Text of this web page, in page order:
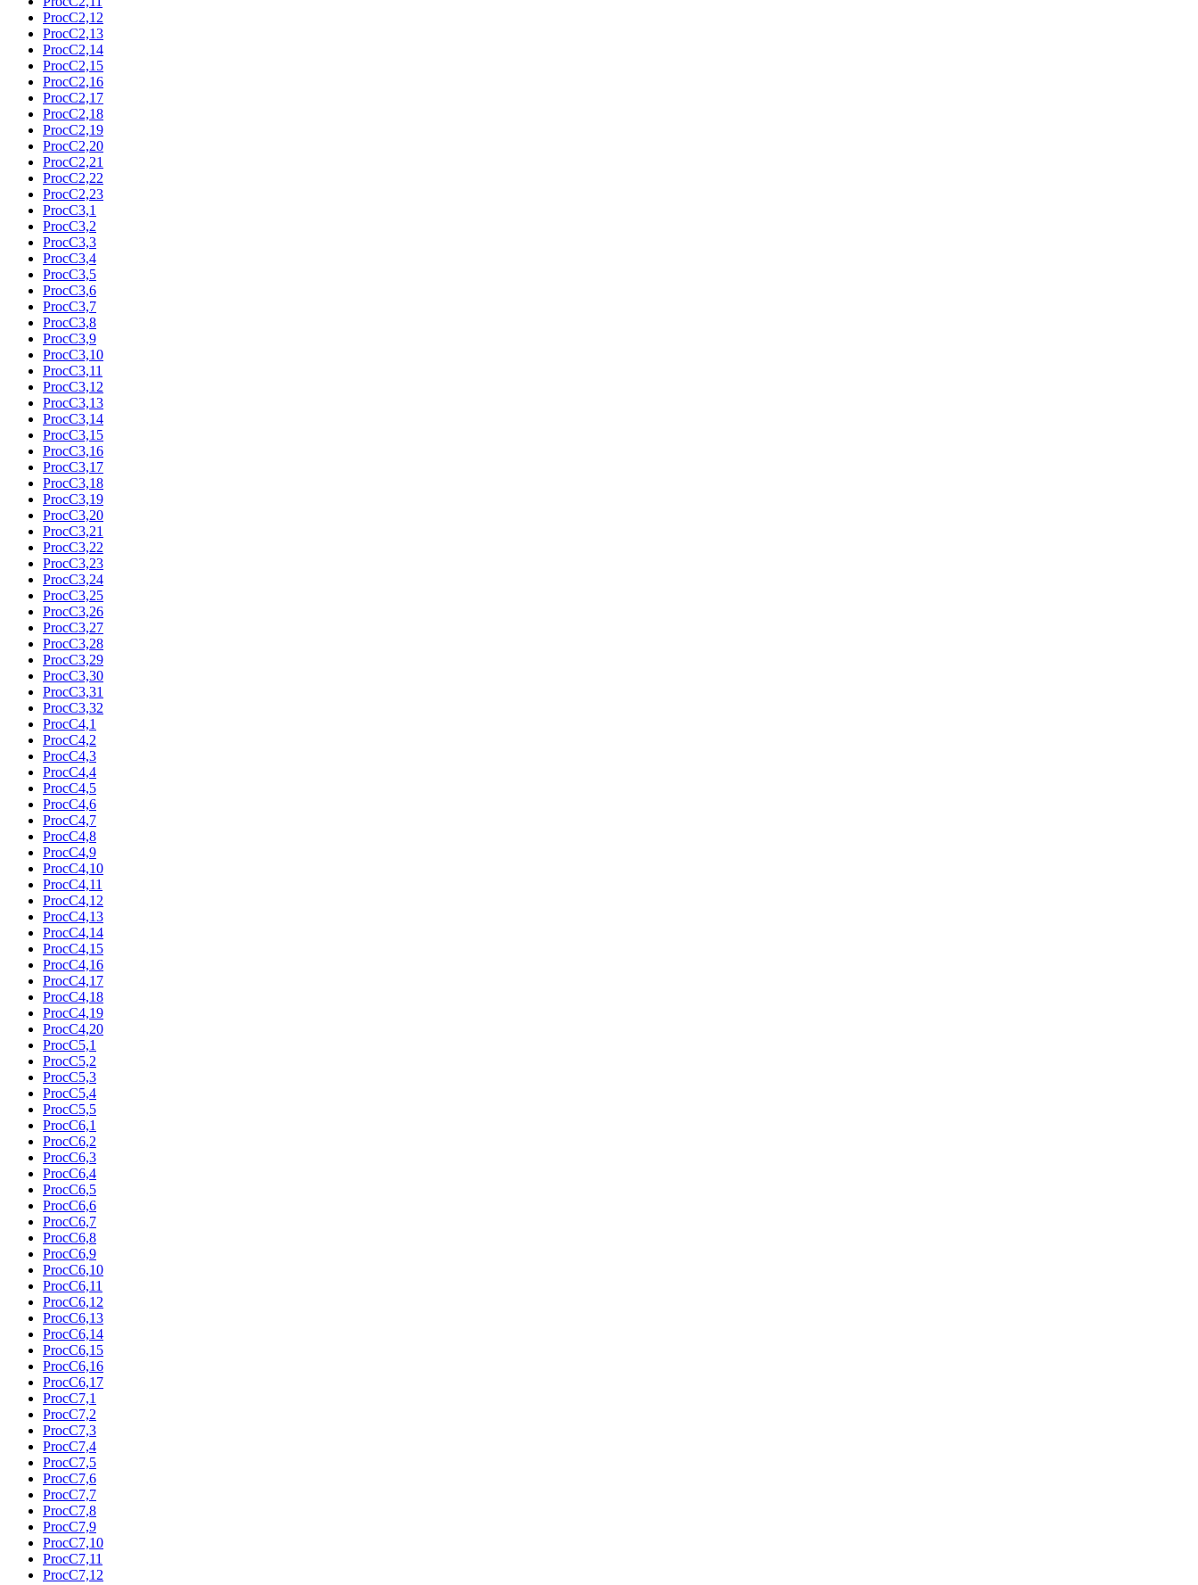
ProcC2,12
ProcC2,13
ProcC2,14
ProcC2,15
ProcC2,16
ProcC2,17
ProcC2,18
ProcC2,19
ProcC2,20
ProcC2,21
ProcC2,22
ProcC2,23
ProcC3,1
ProcC3,2
ProcC3,3
ProcC3,4
ProcC3,5
ProcC3,6
ProcC3,7
ProcC3,8
ProcC3,9
ProcC3,10
ProcC3,11
ProcC3,12
ProcC3,13
ProcC3,14
ProcC3,15
ProcC3,16
ProcC3,17
ProcC3,18
ProcC3,19
ProcC3,20
ProcC3,21
ProcC3,22
ProcC3,23
ProcC3,24
ProcC3,25
ProcC3,26
ProcC3,27
ProcC3,28
ProcC3,29
ProcC3,30
ProcC3,31
ProcC3,32
ProcC4,1
ProcC4,2
ProcC4,3
ProcC4,4
ProcC4,5
ProcC4,6
ProcC4,7
ProcC4,8
ProcC4,9
ProcC4,10
ProcC4,11
ProcC4,12
ProcC4,13
ProcC4,14
ProcC4,15
ProcC4,16
ProcC4,17
ProcC4,18
ProcC4,19
ProcC4,20
ProcC5,1
ProcC5,2
ProcC5,3
ProcC5,4
ProcC5,5
ProcC6,1
ProcC6,2
ProcC6,3
ProcC6,4
ProcC6,5
ProcC6,6
ProcC6,7
ProcC6,8
ProcC6,9
ProcC6,10
ProcC6,11
ProcC6,12
ProcC6,13
ProcC6,14
ProcC6,15
ProcC6,16
ProcC6,17
ProcC7,1
ProcC7,2
ProcC7,3
ProcC7,4
ProcC7,5
ProcC7,6
ProcC7,7
ProcC7,8
ProcC7,9
ProcC7,10
ProcC7,11
ProcC7,12